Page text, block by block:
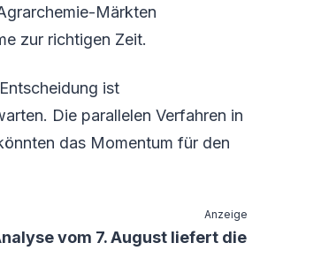
Märkten
zur richtigen Zeit.
ist
Die parallelen Verfahren in
das Momentum für den
Anzeige
vom 7. August liefert die